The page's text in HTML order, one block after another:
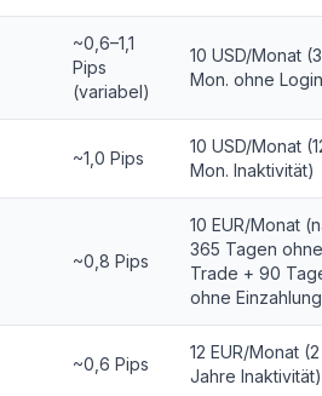
~0,6–1,1
Pips
(variabel)
10 USD/Monat (3
Mon. ohne
~1,0 Pips
10 USD/Monat
Mon. Inaktivität)
~0,8 Pips
10 EUR/Monat
365 Tagen ohne
Trade + 90
ohne
~0,6 Pips
12 EUR/Monat (2
Jahre Inaktivität)